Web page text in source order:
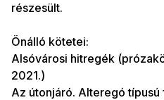
részesült.
Önálló kötetei:
Alsóvárosi hitregék
2021.)
Az útonjáró. Alteregó